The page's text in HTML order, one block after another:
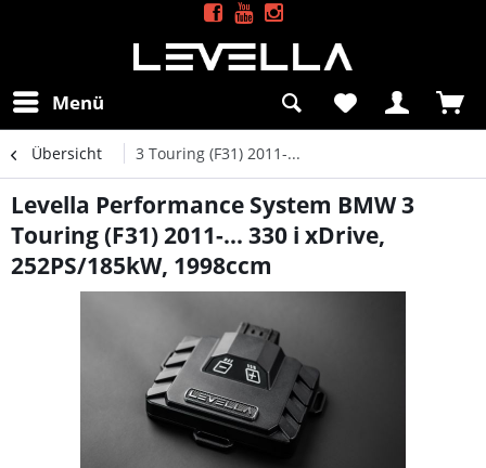
Menü
Übersicht 3 Touring (F31) 2011-...
Levella Performance System BMW 3
Touring (F31) 2011-... 330 i xDrive,
252PS/185kW, 1998ccm